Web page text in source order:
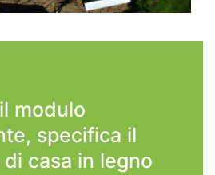
modulo
specifica il
casa in legno